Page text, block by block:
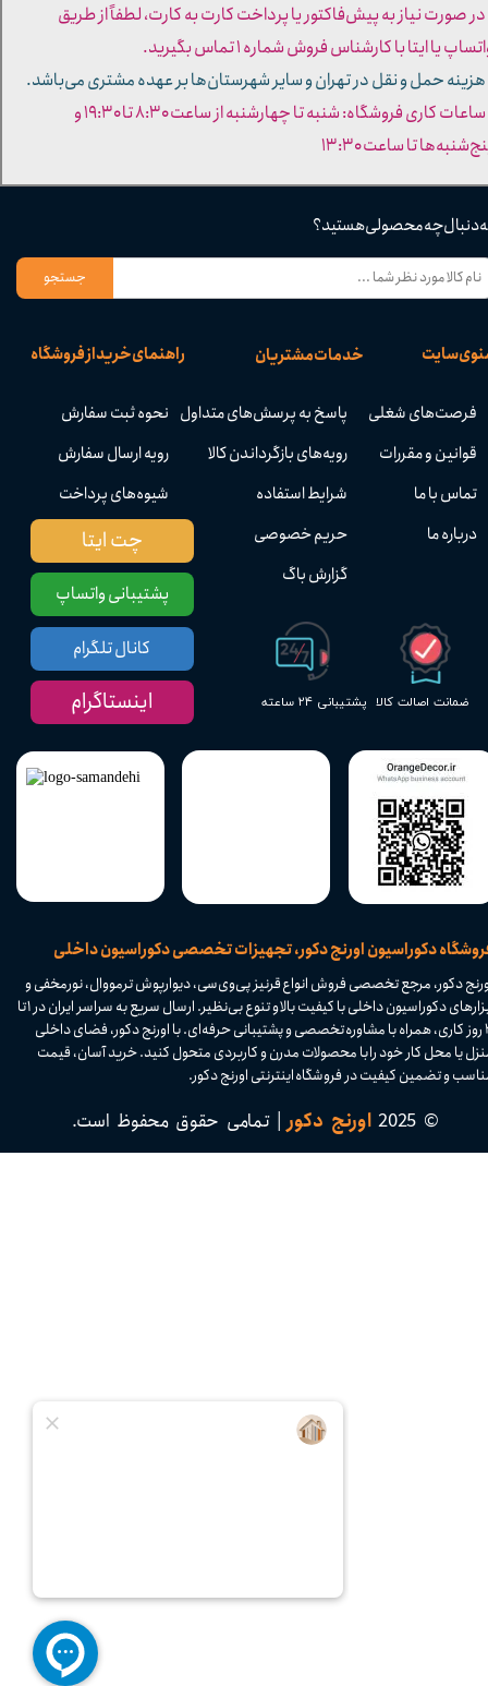
دکوراسیون اورنج دکور، تجهیزات تخصصی دکوراسیون داخلی
پشتیبانی ۲۴ ساعته ضمانت اصالت کالا
راهنمای خرید از فروشگاه
نحوه ثبت سفارش
رویه ارسال سفارش
شیوه‌های پرداخت
خدمات مشتریان
پاسخ به پرسش‌های متداول
رویه‌های بازگرداندن کالا
شرایط استفاده
حریم خصوصی
گزارش باگ
سایت
فرصت‌های شغلی
قوانین و مقررات
تماس با ما
درباره ما
دنبال چه محصولی هستید؟
جستجو
دکور، مرجع تخصصی فروش انواع قرنیز پی‌وی‌سی، دیوارپوش ترمووال، نورمخفی و
ابزارهای دکوراسیون داخلی با کیفیت بالا و تنوع بی‌نظیر. ارسال سریع به سراسر ایران در ۱ تا
۴ روز کاری، همراه با مشاوره تخصصی و پشتیبانی حرفه‌ای. با اورنج دکور، فضای داخلی
یا محل کار خود را با محصولات مدرن و کاربردی متحول کنید. خرید آسان، قیمت
و تضمین کیفیت در فروشگاه اینترنتی اورنج دکور.​​​​​​​
© 2025 اورنج دکور| تمامی حقوق محفوظ است.​​​​​​​
پشتیبانی واتساپ
چت ایتا
کانال تلگرام
اینستاگرام
صورت نیاز به پیش‌فاکتور یا پرداخت کارت به کارت، لطفاً از طریق
یا ایتا با کارشناس فروش شماره ۱ تماس بگیرید.
حمل و نقل در تهران و سایر شهرستان‌ها بر عهده مشتری می‌باشد.
- ساعات کاری فروشگاه: شنبه تا چهارشنبه از ساعت ۸:۳۰ تا ۱۹:۳۰ و
تا ساعت ۱۳:۳۰​​​​​​​